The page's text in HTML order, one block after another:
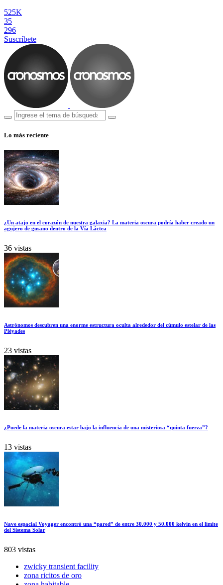
525K
35
296
Suscríbete
Lo más reciente
¿Un atajo en el corazón de nuestra galaxia? La materia oscura podría haber creado un
agujero de gusano dentro de la Vía Láctea
36 vistas
Astrónomos descubren una enorme estructura oculta alrededor del cúmulo estelar de las
Pléyades
23 vistas
¿Puede la materia oscura estar bajo la influencia de una misteriosa “quinta fuerza”?
13 vistas
Nave espacial Voyager encontró una “pared” de entre 30.000 y 50.000 kelvin en el límite
del Sistema Solar
803 vistas
zwicky transient facility
zona ricitos de oro